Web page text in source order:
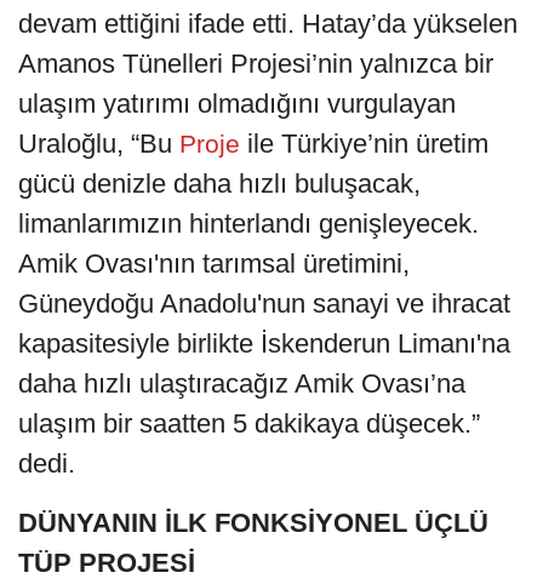
devam ettiğini ifade etti. Hatay’da yükselen
Amanos Tünelleri Projesi’nin yalnızca bir
ulaşım yatırımı olmadığını vurgulayan
Uraloğlu, “Bu Proje ile Türkiye’nin üretim
gücü denizle daha hızlı buluşacak,
limanlarımızın hinterlandı genişleyecek.
Amik Ovası'nın tarımsal üretimini,
Güneydoğu Anadolu'nun sanayi ve ihracat
kapasitesiyle birlikte İskenderun Limanı'na
daha hızlı ulaştıracağız Amik Ovası’na
ulaşım bir saatten 5 dakikaya düşecek.”
dedi.
DÜNYANIN İLK FONKSİYONEL ÜÇLÜ
TÜP PROJESİ